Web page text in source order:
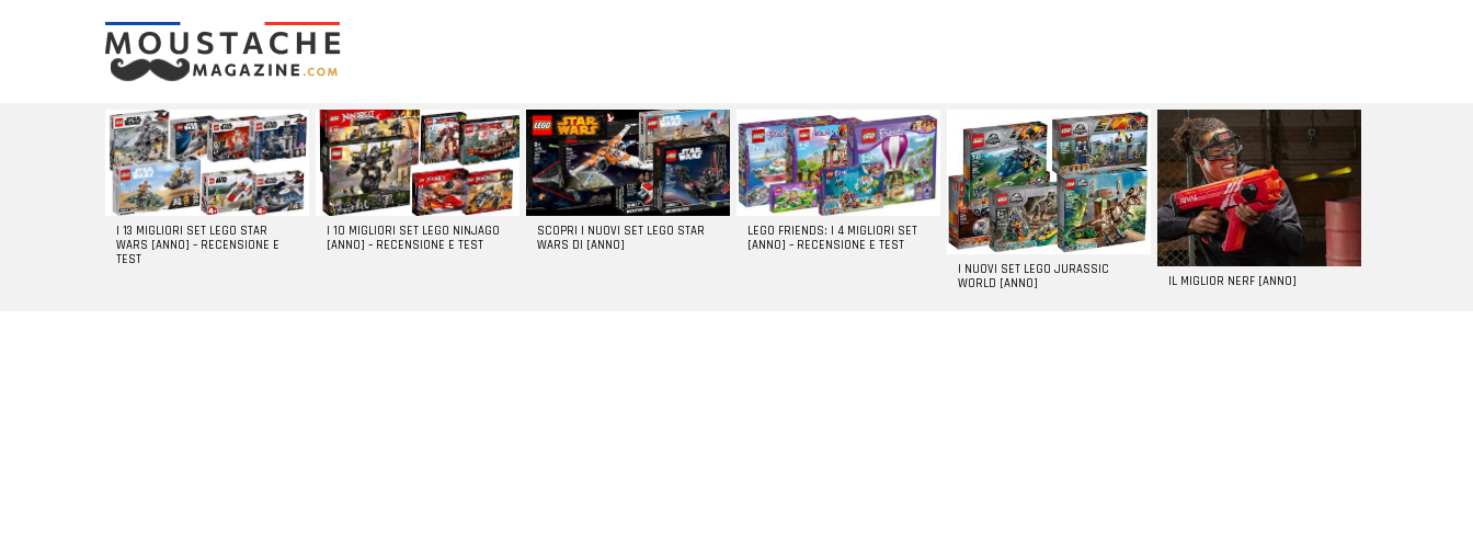
LATEST
STORIES
I 13 MIGLIORI SET LEGO STAR
WARS [ANNO] – RECENSIONE E
TEST
I 10 MIGLIORI SET LEGO NINJAGO
[ANNO] – RECENSIONE E TEST
SCOPRI I NUOVI SET LEGO STAR
WARS DI [ANNO]
LEGO FRIENDS: I 4 MIGLIORI SET
[ANNO] – RECENSIONE E TEST
I NUOVI SET LEGO JURASSIC
WORLD [ANNO]
IL MIGLIOR NERF [ANNO]